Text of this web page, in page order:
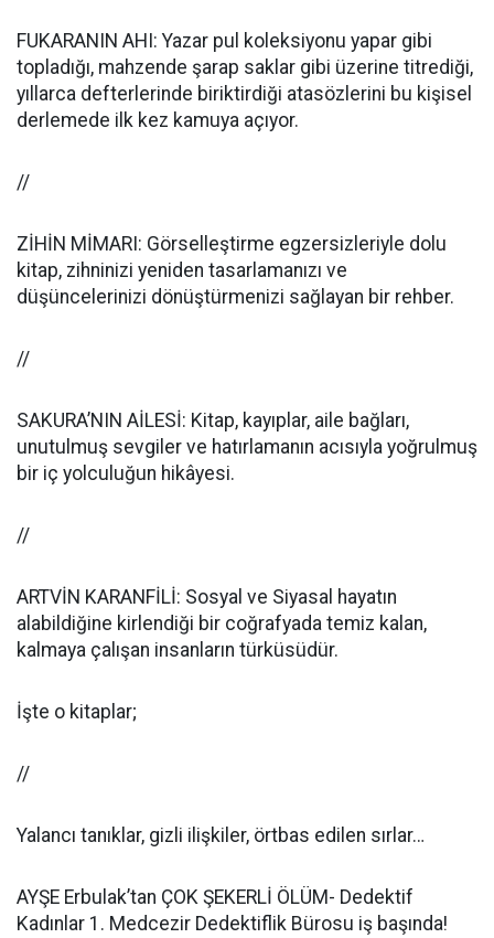
FUKARANIN AHI: Yazar pul koleksiyonu yapar gibi
topladığı, mahzende şarap saklar gibi üzerine titrediği,
yıllarca defterlerinde biriktirdiği atasözlerini bu kişisel
derlemede ilk kez kamuya açıyor.
//
ZİHİN MİMARI: Görselleştirme egzersizleriyle dolu
kitap, zihninizi yeniden tasarlamanızı ve
düşüncelerinizi dönüştürmenizi sağlayan bir rehber.
//
SAKURA’NIN AİLESİ: Kitap, kayıplar, aile bağları,
unutulmuş sevgiler ve hatırlamanın acısıyla yoğrulmuş
bir iç yolculuğun hikâyesi.
//
ARTVİN KARANFİLİ: Sosyal ve Siyasal hayatın
alabildiğine kirlendiği bir coğrafyada temiz kalan,
kalmaya çalışan insanların türküsüdür.
İşte o kitaplar;
//
Yalancı tanıklar, gizli ilişkiler, örtbas edilen sırlar…
AYŞE Erbulak’tan ÇOK ŞEKERLİ ÖLÜM- Dedektif
Kadınlar 1. Medcezir Dedektiflik Bürosu iş başında!